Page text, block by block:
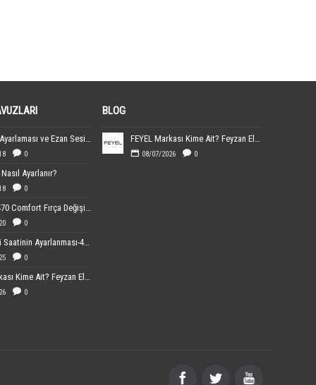
Ezanmatik Ayarlaması ve Ezan Sesin Yüklenmesi
0
Ayarlanır?
0
Sebo 370-470 Comfort Fırça Değişimi
0
Dijital Cami Saatinin Ayarlanması-40x60 cm Boyutundaki
0
FEYEL Markası Kime Ait? Feyzan Elektronik Hakkında Bilgiler
0
BLOG
FEYEL Markası Kime Ait? Feyzan Elektronik Hakkında Bilgiler
08/07/2026 0